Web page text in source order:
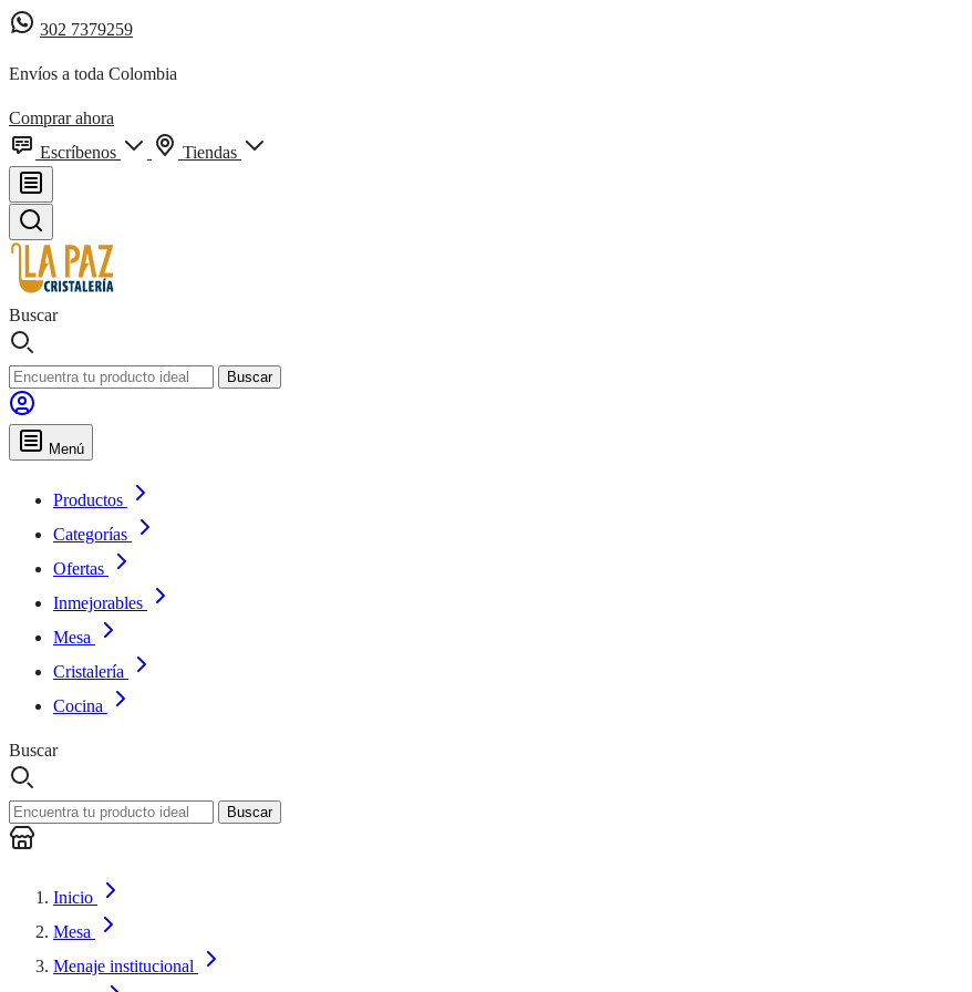
302 7379259
Envíos a toda Colombia
Comprar ahora
Escríbenos
Tiendas
Buscar
Buscar
Menú
Productos
Categorías
Ofertas
Inmejorables
Mesa
Cristalería
Cocina
Buscar
Buscar
Inicio
Mesa
Menaje institucional